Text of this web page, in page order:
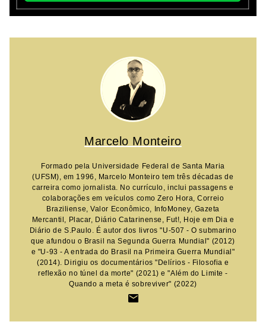
Marcelo Monteiro
Formado pela Universidade Federal de Santa Maria
(UFSM), em 1996, Marcelo Monteiro tem três décadas de
carreira como jornalista. No currículo, inclui passagens e
colaborações em veículos como Zero Hora, Correio
Braziliense, Valor Econômico, InfoMoney, Gazeta
Mercantil, Placar, Diário Catarinense, Fut!, Hoje em Dia e
Diário de S.Paulo. É autor dos livros "U-507 - O submarino
que afundou o Brasil na Segunda Guerra Mundial" (2012)
e "U-93 - A entrada do Brasil na Primeira Guerra Mundial"
(2014). Dirigiu os documentários "Delírios - Filosofia e
reflexão no túnel da morte" (2021) e "Além do Limite -
Quando a meta é sobreviver" (2022)